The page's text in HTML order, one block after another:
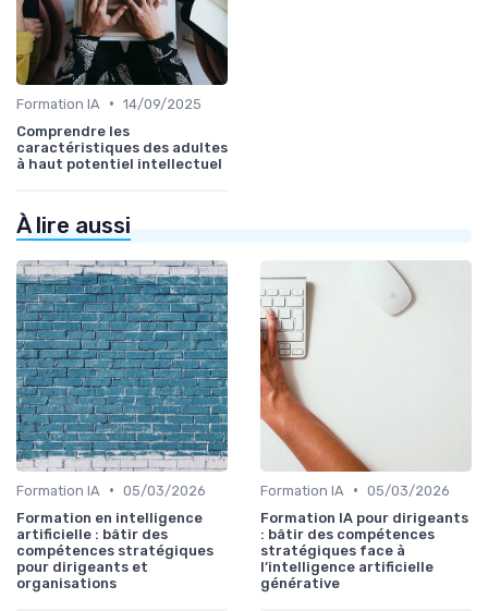
Formation IA • 14/09/2025
Comprendre les
caractéristiques des adultes
à haut potentiel intellectuel
À lire aussi
Formation IA • 05/03/2026
Formation en intelligence
artificielle : bâtir des
compétences stratégiques
pour dirigeants et
organisations
Formation IA • 05/03/2026
Formation IA pour dirigeants
: bâtir des compétences
stratégiques face à
l’intelligence artificielle
générative